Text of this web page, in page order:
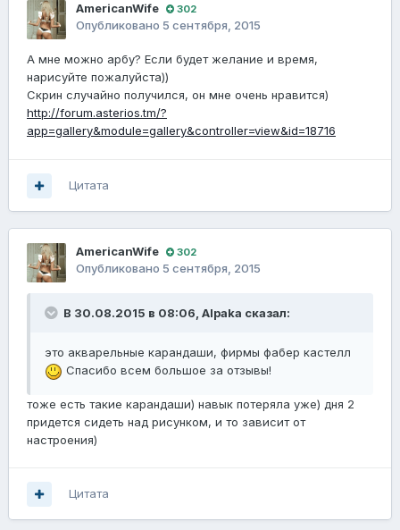
AmericanWife 302
Опубликовано 5 сентября, 2015
А мне можно арбу? Если будет желание и время,
нарисуйте пожалуйста))
Скрин случайно получился, он мне очень нравится)
http://forum.asterios.tm/?
app=gallery&module=gallery&controller=view&id=18716
Цитата
AmericanWife 302
Опубликовано 5 сентября, 2015
В 30.08.2015 в 08:06, Alpaka сказал:
это акварельные карандаши, фирмы фабер кастелл
Спасибо всем большое за отзывы!
тоже есть такие карандаши) навык потеряла уже) дня 2
придется сидеть над рисунком, и то зависит от
настроения)
Цитата